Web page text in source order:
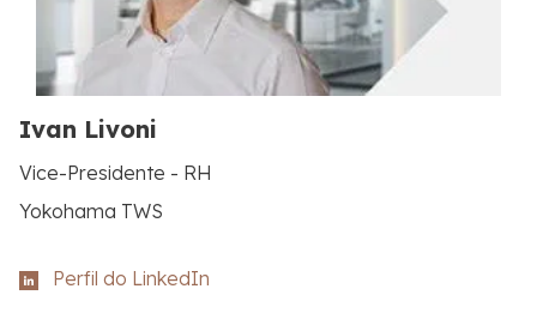
Ivan Livoni
Vice-Presidente - RH
Yokohama TWS
Perfil do LinkedIn